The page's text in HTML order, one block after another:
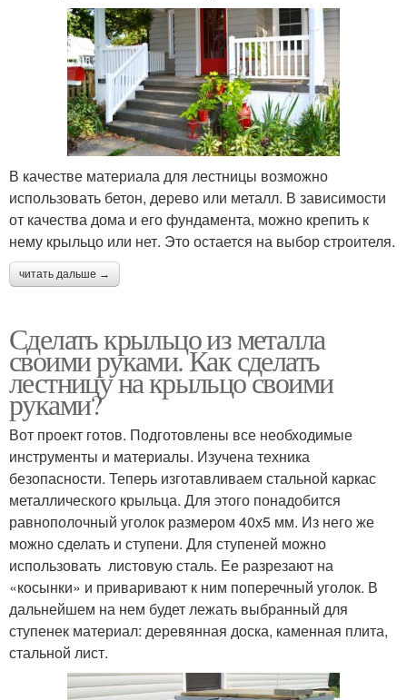
В качестве материала для лестницы возможно
использовать бетон, дерево или металл. В зависимости
от качества дома и его фундамента, можно крепить к
нему крыльцо или нет. Это остается на выбор строителя.
читать дальше →
Сделать крыльцо из металла
своими руками. Как сделать
лестницу на крыльцо своими
руками?
Вот проект готов. Подготовлены все необходимые
инструменты и материалы. Изучена техника
безопасности. Теперь изготавливаем стальной каркас
металлического крыльца. Для этого понадобится
равнополочный уголок размером 40х5 мм. Из него же
можно сделать и ступени. Для ступеней можно
использовать листовую сталь. Ее разрезают на
«косынки» и приваривают к ним поперечный уголок. В
дальнейшем на нем будет лежать выбранный для
ступенек материал: деревянная доска, каменная плита,
стальной лист.